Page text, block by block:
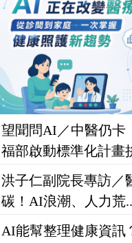
望聞問AI／中醫仍
福部啟動標準化計畫
洪子仁副院長專訪／
碳！AI浪潮、人力荒
AI能幫整理健康資訊